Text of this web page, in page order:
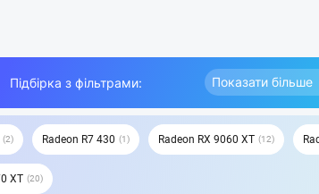
Підбірка з фільтрами: Показати більше
2 Radeon R7 430 1 Radeon RX 9060 XT 12
XT 20